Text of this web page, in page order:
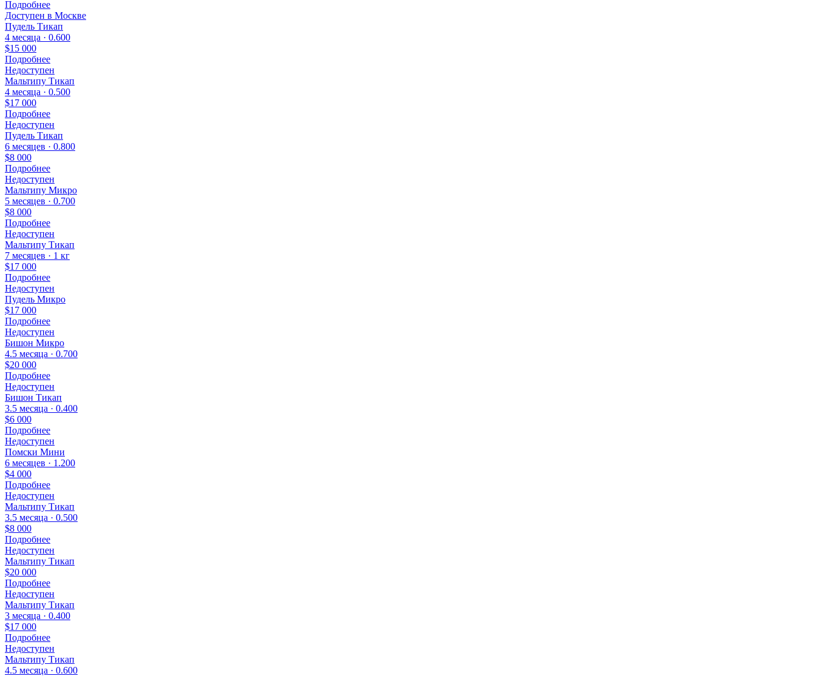
Подробнее
Доступен в Москве
Пудель Тикап
4 месяца · 0.600
$15 000
Подробнее
Недоступен
Мальтипу Тикап
4 месяца · 0.500
$17 000
Подробнее
Недоступен
Пудель Тикап
6 месяцев · 0.800
$8 000
Подробнее
Недоступен
Мальтипу Микро
5 месяцев · 0.700
$8 000
Подробнее
Недоступен
Мальтипу Тикап
7 месяцев · 1 кг
$17 000
Подробнее
Недоступен
Пудель Микро
$17 000
Подробнее
Недоступен
Бишон Микро
4.5 месяца · 0.700
$20 000
Подробнее
Недоступен
Бишон Тикап
3.5 месяца · 0.400
$6 000
Подробнее
Недоступен
Помски Мини
6 месяцев · 1.200
$4 000
Подробнее
Недоступен
Мальтипу Тикап
3.5 месяца · 0.500
$8 000
Подробнее
Недоступен
Мальтипу Тикап
$20 000
Подробнее
Недоступен
Мальтипу Тикап
3 месяца · 0.400
$17 000
Подробнее
Недоступен
Мальтипу Тикап
4.5 месяца · 0.600